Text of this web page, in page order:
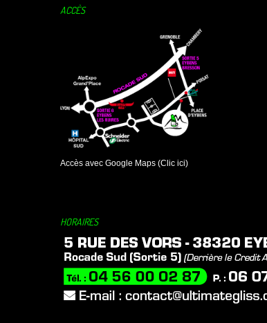
ACCÈS
Accès avec Google Maps (Clic ici)
HORAIRES